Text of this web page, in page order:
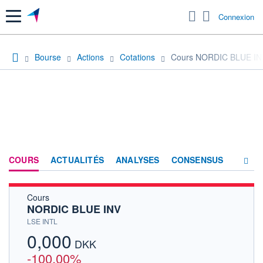
Menu Connexion
Bourse Actions Cotations Cours NORDIC BLUE
COURS ACTUALITÉS ANALYSES CONSENSUS
Cours
NORDIC BLUE INV
LSE INTL
0,000 DKK
-100,00%